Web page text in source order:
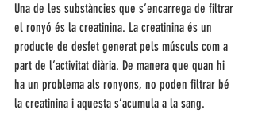
Una de les substàncies que s’encarrega de filtrar
el ronyó és la creatinina. La creatinina és un
producte de desfet generat pels músculs com a
part de l’activitat diària. De manera que quan hi
ha un problema als ronyons, no poden filtrar bé
la creatinina i aquesta s’acumula a la sang.